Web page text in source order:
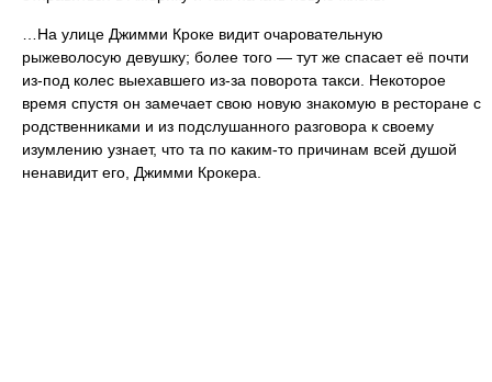
…На улице Джимми Кроке видит очаровательную
рыжеволосую девушку; более того — тут же спасает её почти
из-под колес выехавшего из-за поворота такси. Некоторое
время спустя он замечает свою новую знакомую в ресторане с
родственниками и из подслушанного разговора к своему
изумлению узнает, что та по каким-то причинам всей душой
ненавидит его, Джимми Крокера.